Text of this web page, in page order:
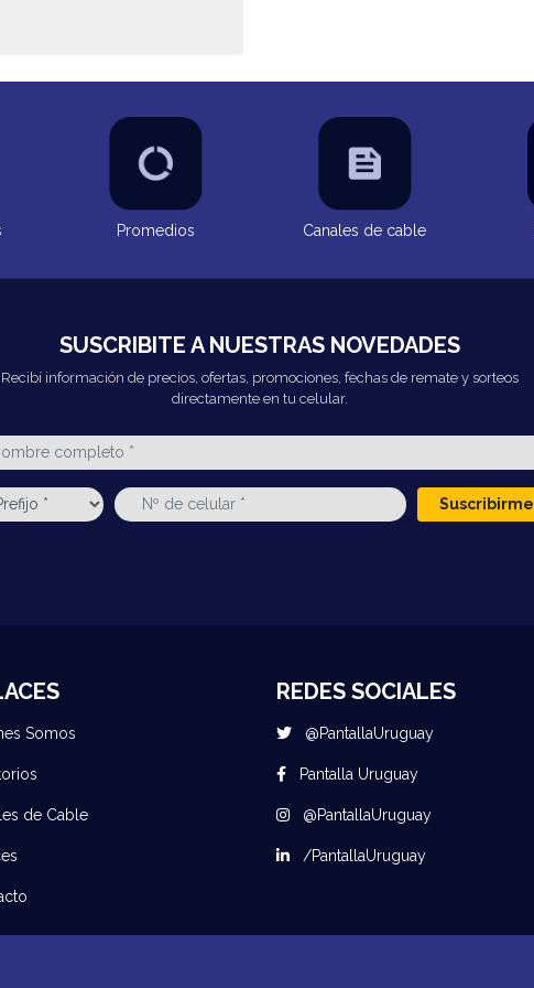
Promedios Canales de cable
SUSCRIBITE A NUESTRAS NOVEDADES
Recibí información de precios, ofertas, promociones, fechas de remate y sorteos
directamente en tu celular.
Suscribirme
Somos
de Cable
REDES SOCIALES
@PantallaUruguay
Pantalla Uruguay
@PantallaUruguay
/PantallaUruguay